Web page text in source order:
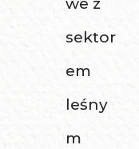
we z
sektor
em
leśny
m